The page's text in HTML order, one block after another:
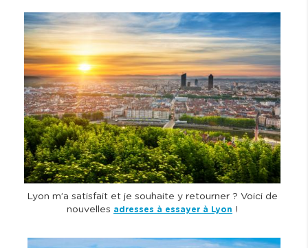
I
m
g
e
Lyon m’a satisfait et je souhaite y retourner ? Voici de
nouvelles adresses à essayer à Lyon !
I